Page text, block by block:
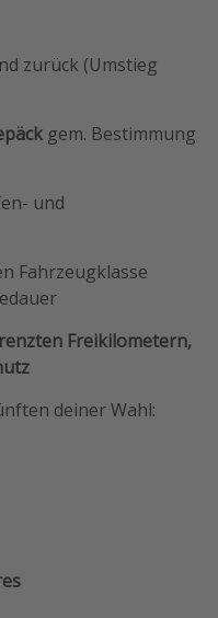
zurück (Umstieg
gem. Bestimmung
und
Fahrzeugklasse
Freikilometern,
deiner Wahl: